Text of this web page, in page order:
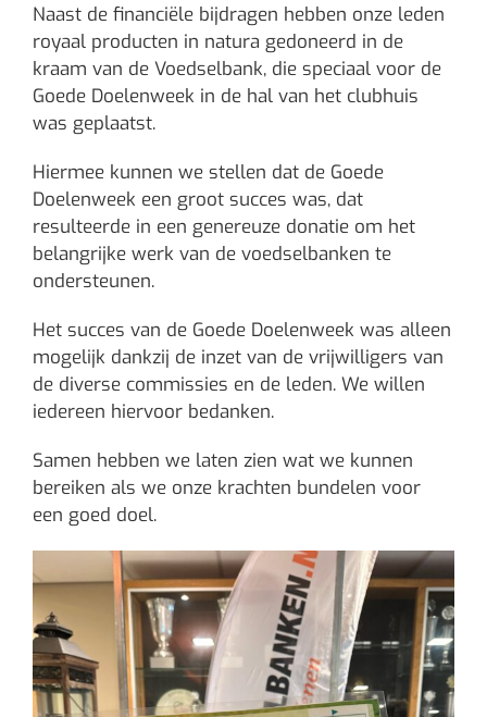
Naast de financiële bijdragen hebben onze leden
royaal producten in natura gedoneerd in de
kraam van de Voedselbank, die speciaal voor de
Goede Doelenweek in de hal van het clubhuis
was geplaatst.
Hiermee kunnen we stellen dat de Goede
Doelenweek een groot succes was, dat
resulteerde in een genereuze donatie om het
belangrijke werk van de voedselbanken te
ondersteunen.
Het succes van de Goede Doelenweek was alleen
mogelijk dankzij de inzet van de vrijwilligers van
de diverse commissies en de leden. We willen
iedereen hiervoor bedanken.
Samen hebben we laten zien wat we kunnen
bereiken als we onze krachten bundelen voor
een goed doel.